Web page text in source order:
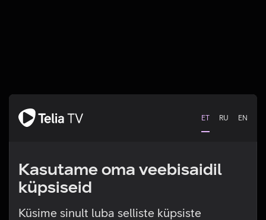
ET RU EN
Kasutame oma veebisaidil
küpsiseid
Küsime sinult luba selliste küpsiste